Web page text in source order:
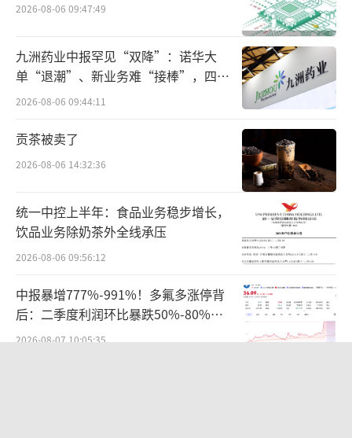
同一时期，比亚迪、北汽也遇到了开通私
人购买渠道后的难题。第一批消费者开始吐槽
购买和使用过程中的种种艰难和不便，如充电
基础设施不完善、电池续航性能差、售后服务
对于企业来说，更棘手的是在开拓市场时遭遇
的“地方保护”。
当时，为了让更多的消费者接受相对燃油
车来说还比较昂贵的电动汽车，政府从中央到
地方都提供了为数不菲的补贴：购买一辆36万
元的比亚迪E6，消费者可以从国家拿到约6万元
补贴，从地方政府再拿到6万元左右的补贴，最
终自己支付24万元左右即可将E6开回家。
2026-08-06 09:47:49
九洲药业中报罕见“双降”：诺华大
单“退潮”、新业务难“接棒”，四大
难关待闯
2026-08-06 09:44:11
贡茶被卖了
2026-08-06 14:32:36
统一中控上半年：食品业务稳步增长，
饮品业务除奶茶外全线承压
2026-08-06 09:56:12
中报暴增777%-991%！多氟多涨停背
后：二季度利润环比暴跌50%-80%，
是黄金坑还是陷阱？
2026-08-07 10:05:35